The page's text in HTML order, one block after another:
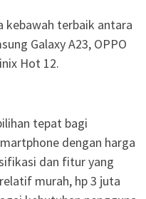
kebawah terbaik antara
Galaxy A23, OPPO
Hot 12.
tepat bagi
dengan harga
dan fitur yang
murah, hp 3 juta